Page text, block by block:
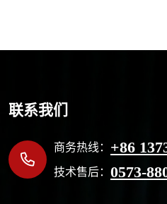
联系我们
商务热线： +86
技术售后： 0573-